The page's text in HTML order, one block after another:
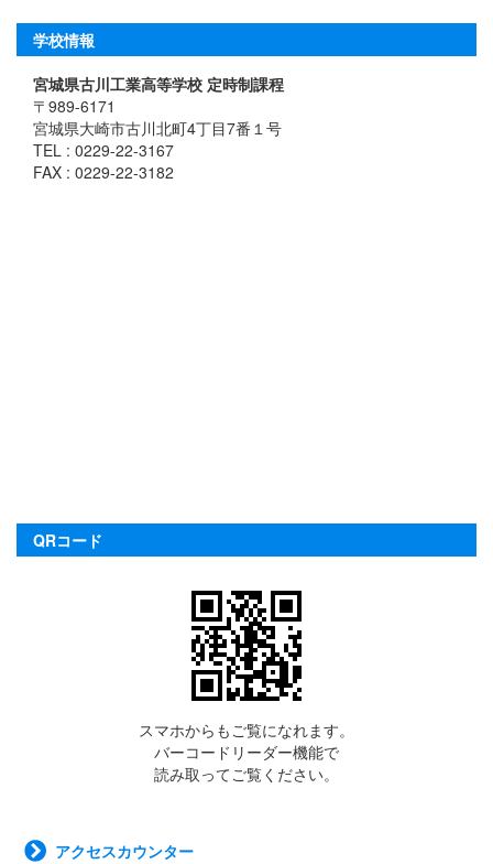
学校情報
宮城県古川工業高等学校 定時制課程
〒989-6171
宮城県大崎市古川北町4丁目7番１号
TEL : 0229-22-3167
FAX : 0229-22-3182
QRコード
スマホからもご覧になれます。
バーコードリーダー機能で
読み取ってご覧ください。
アクセスカウンター